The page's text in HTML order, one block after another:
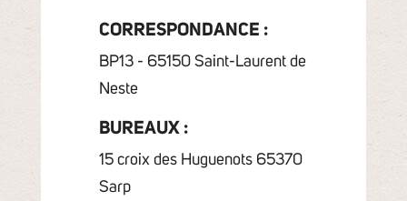
CORRESPONDANCE :
BP13 - 65150 Saint-Laurent de
Neste
BUREAUX :
15 croix des Huguenots 65370
Sarp